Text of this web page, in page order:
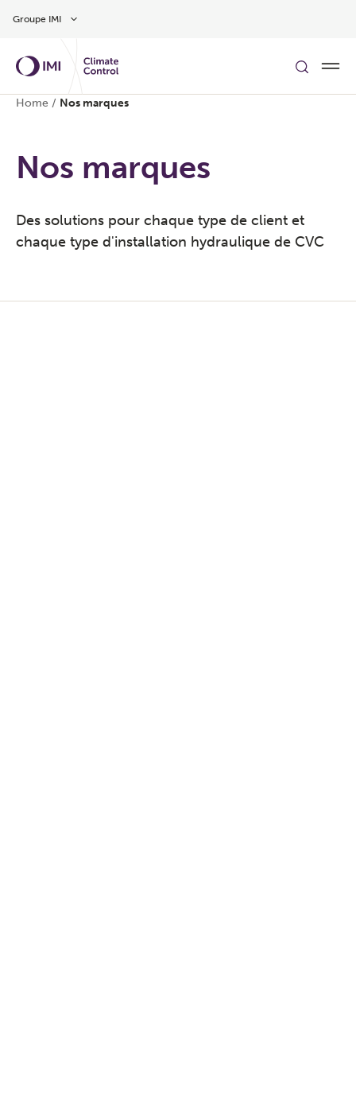
Groupe IMI
Home / Nos marques
Nos marques
Des solutions pour chaque type de client et
chaque type d'installation hydraulique de CVC